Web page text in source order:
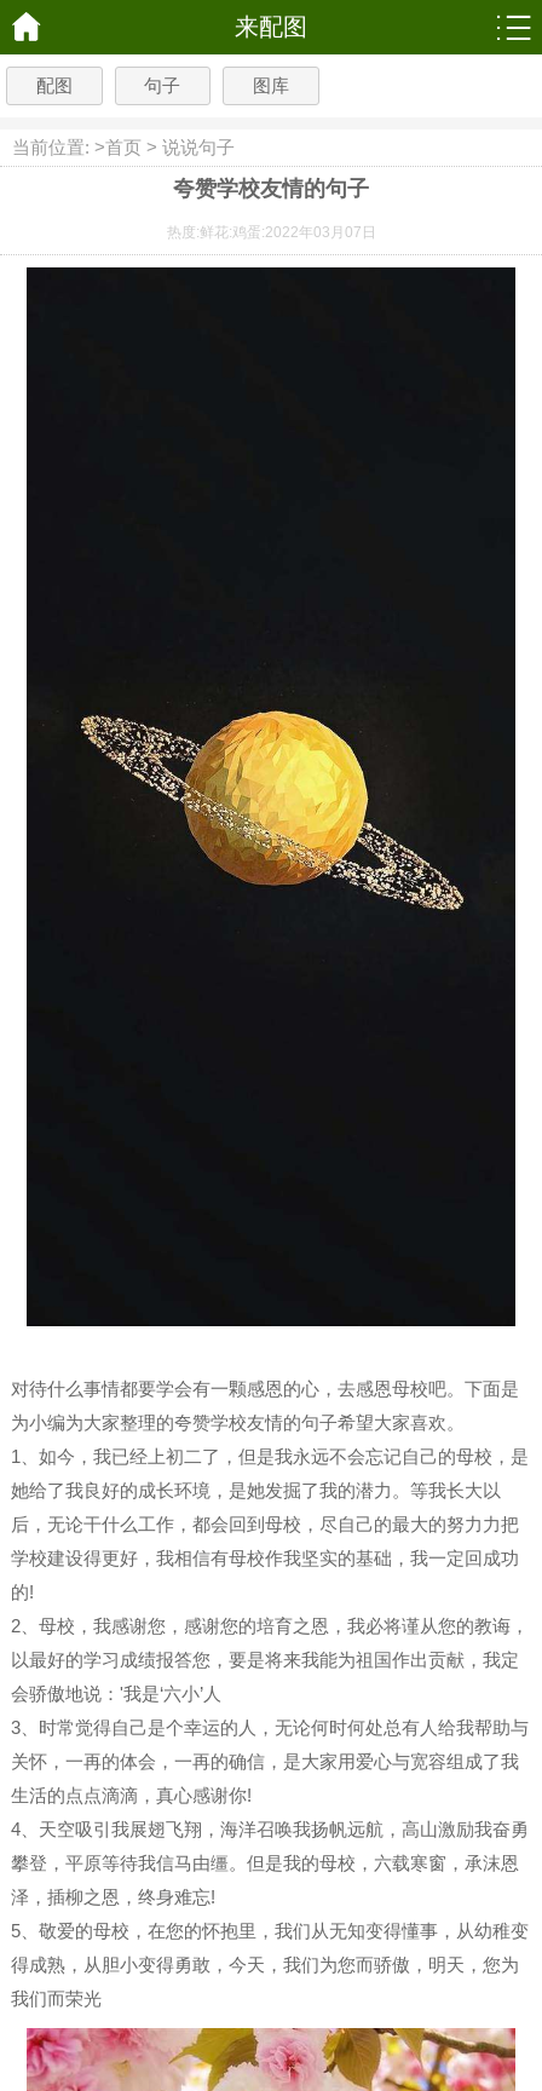
来配图
配图 句子 图库
当前位置: >首页 > 说说句子
夸赞学校友情的句子
热度:鲜花:鸡蛋:2022年03月07日
对待什么事情都要学会有一颗感恩的心，去感恩母校吧。下面是
为小编为大家整理的夸赞学校友情的句子希望大家喜欢。
1、如今，我已经上初二了，但是我永远不会忘记自己的母校，是
她给了我良好的成长环境，是她发掘了我的潜力。等我长大以
后，无论干什么工作，都会回到母校，尽自己的最大的努力力把
学校建设得更好，我相信有母校作我坚实的基础，我一定回成功
的!
2、母校，我感谢您，感谢您的培育之恩，我必将谨从您的教诲，
以最好的学习成绩报答您，要是将来我能为祖国作出贡献，我定
会骄傲地说：'我是‘六小’人
3、时常觉得自己是个幸运的人，无论何时何处总有人给我帮助与
关怀，一再的体会，一再的确信，是大家用爱心与宽容组成了我
生活的点点滴滴，真心感谢你!
4、天空吸引我展翅飞翔，海洋召唤我扬帆远航，高山激励我奋勇
攀登，平原等待我信马由缰。但是我的母校，六载寒窗，承沫恩
泽，插柳之恩，终身难忘!
5、敬爱的母校，在您的怀抱里，我们从无知变得懂事，从幼稚变
得成熟，从胆小变得勇敢，今天，我们为您而骄傲，明天，您为
我们而荣光